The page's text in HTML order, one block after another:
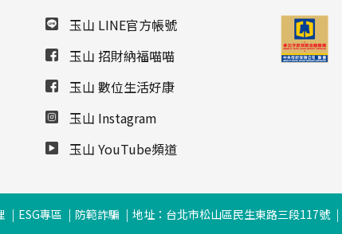
玉山 LINE官方帳號
玉山 招財納福喵喵
玉山 數位生活好康
玉山 Instagram
玉山 YouTube頻道
ESG專區 防範詐騙 地址：台北市松山區民生東路三段117號